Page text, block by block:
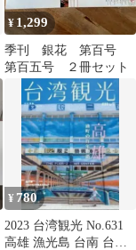
¥ 1,299
季刊 銀花 第百号
第百五号 ２冊セット
¥ 780
2023 台湾観光 No.631
高雄 漁光島 台南 台北